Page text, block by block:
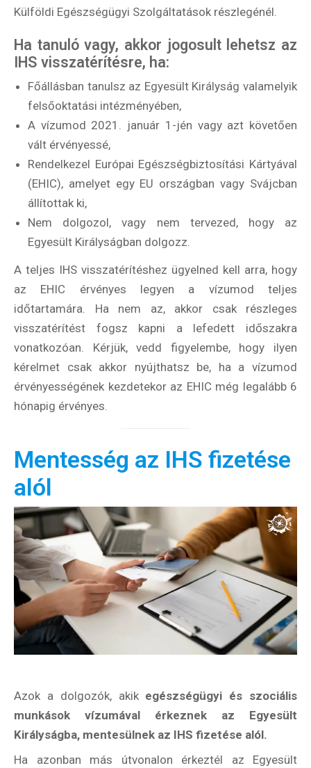
Külföldi Egészségügyi Szolgáltatások részlegénél.
Ha tanuló vagy, akkor jogosult lehetsz az
IHS visszatérítésre, ha:
Főállásban tanulsz az Egyesült Királyság valamelyik
felsőoktatási intézményében,
A vízumod 2021. január 1-jén vagy azt követően
vált érvényessé,
Rendelkezel Európai Egészségbiztosítási Kártyával
(EHIC), amelyet egy EU országban vagy Svájcban
állítottak ki,
Nem dolgozol, vagy nem tervezed, hogy az
Egyesült Királyságban dolgozz.
A teljes IHS visszatérítéshez ügyelned kell arra, hogy
az EHIC érvényes legyen a vízumod teljes
időtartamára. Ha nem az, akkor csak részleges
visszatérítést fogsz kapni a lefedett időszakra
vonatkozóan. Kérjük, vedd figyelembe, hogy ilyen
kérelmet csak akkor nyújthatsz be, ha a vízumod
érvényességének kezdetekor az EHIC még legalább 6
hónapig érvényes.
Mentesség az IHS fizetése
alól
Azok a dolgozók, akik egészségügyi és szociális
munkások vízumával érkeznek az Egyesült
Királyságba, mentesülnek az IHS fizetése alól.
Ha azonban más útvonalon érkeztél az Egyesült